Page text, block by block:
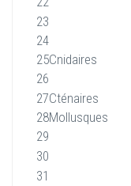
23
24
25Cnidaires
26
27Cténaires
28Mollusques
29
30
31